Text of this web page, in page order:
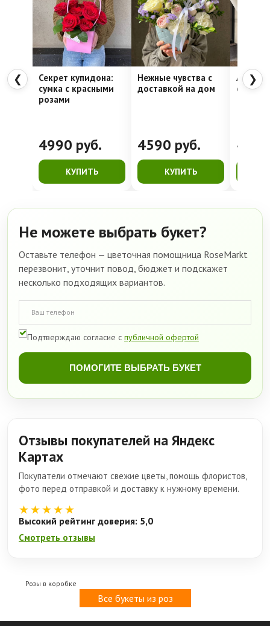
❮
Секрет купидона:
сумка с красными
розами
4990 руб.
КУПИТЬ
Нежные чувства с
доставкой на дом
4590 руб.
КУПИТЬ
Алое
❯
Не можете выбрать букет?
Оставьте телефон — цветочная помощница RoseMarkt
перезвонит, уточнит повод, бюджет и подскажет
несколько подходящих вариантов.
Подтверждаю согласие с публичной офертой
ПОМОГИТЕ ВЫБРАТЬ БУКЕТ
Отзывы покупателей на Яндекс
Картах
Покупатели отмечают свежие цветы, помощь флористов,
фото перед отправкой и доставку к нужному времени.
★★★★★
Высокий рейтинг доверия: 5,0
Смотреть отзывы
Розы в коробке
Все букеты из роз